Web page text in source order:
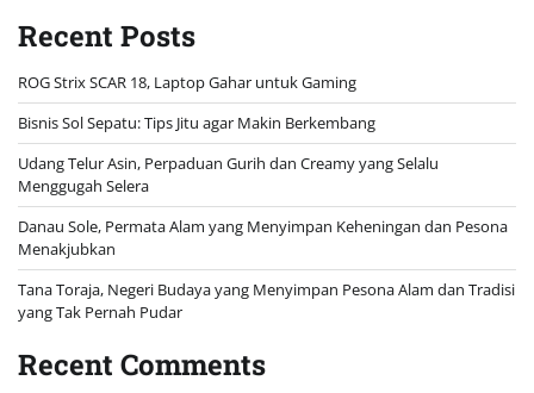
Recent Posts
ROG Strix SCAR 18, Laptop Gahar untuk Gaming
Bisnis Sol Sepatu: Tips Jitu agar Makin Berkembang
Udang Telur Asin, Perpaduan Gurih dan Creamy yang Selalu
Menggugah Selera
Danau Sole, Permata Alam yang Menyimpan Keheningan dan Pesona
Menakjubkan
Tana Toraja, Negeri Budaya yang Menyimpan Pesona Alam dan Tradisi
yang Tak Pernah Pudar
Recent Comments